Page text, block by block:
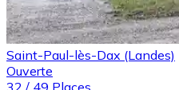
Saint-Paul-lès-Dax (Landes)
Ouverte
32 / 49 Places